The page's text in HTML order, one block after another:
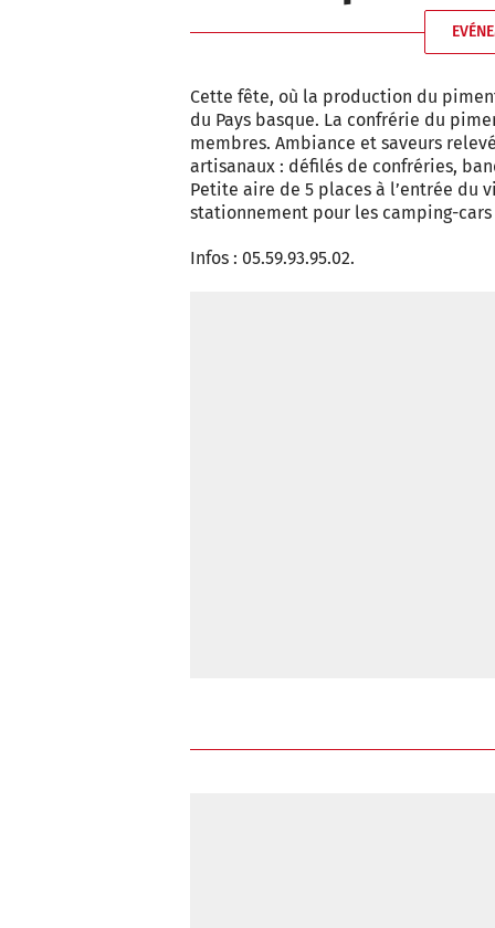
Cette fête, où la production du
du Pays basque. La confrérie du
membres. Ambiance et saveurs
artisanaux : défilés de confréries,
Petite aire de 5 places à l’entrée du
stationnement pour les camping-
Infos : 05.59.93.95.02.